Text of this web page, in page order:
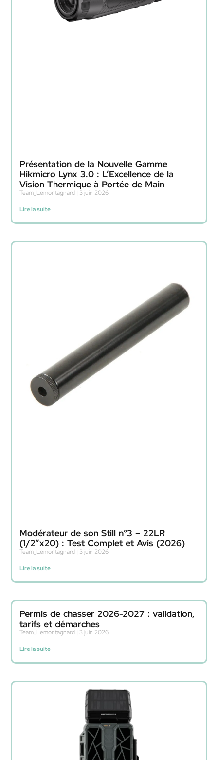
Présentation de la Nouvelle Gamme
Hikmicro Lynx 3.0 : L’Excellence de la
Vision Thermique à Portée de Main
Team_Lemontagnard 3 juin 2026
Lire la suite
Modérateur de son Still n°3 – 22LR
(1/2″x20) : Test Complet et Avis (2026)
Team_Lemontagnard 3 juin 2026
Lire la suite
Permis de chasser 2026-2027 : validation,
tarifs et démarches
Team_Lemontagnard 3 juin 2026
Lire la suite